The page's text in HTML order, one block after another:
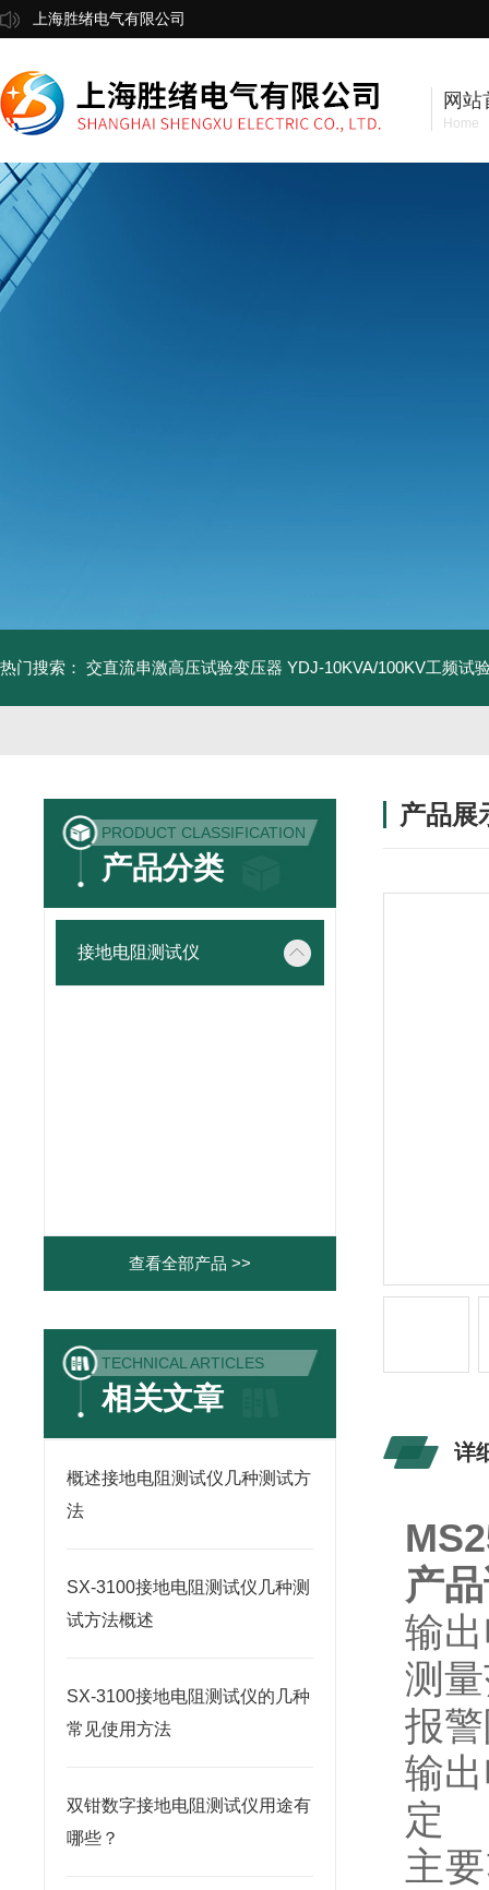
上海胜绪电气有限公司
网站
Home
热门搜索： 交直流串激高压试验变压器 YDJ-10KVA/100KV工频试
PRODUCT CLASSIFICATION
产品分类
接地电阻测试仪
查看全部产品 >>
TECHNICAL ARTICLES
相关文章
概述接地电阻测试仪几种测试方
法
SX-3100接地电阻测试仪几种测
试方法概述
SX-3100接地电阻测试仪的几种
常见使用方法
双钳数字接地电阻测试仪用途有
哪些？
产品展
详
产
输
测
报
输
定
主